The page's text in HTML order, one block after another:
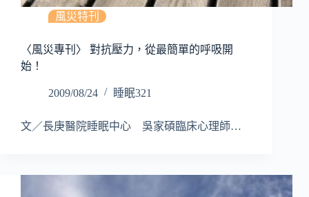
風災特刊
〈風災專刊〉 對抗壓力，從最簡單的呼吸開
始！
2009/08/24 睡眠321
文／長庚醫院睡眠中心 吳家碩臨床心理師…